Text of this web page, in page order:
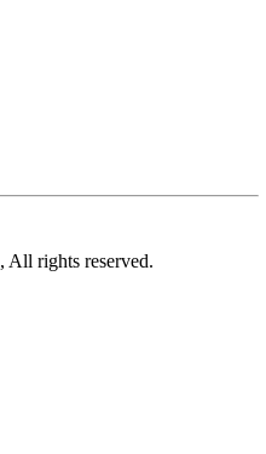
, All rights reserved.